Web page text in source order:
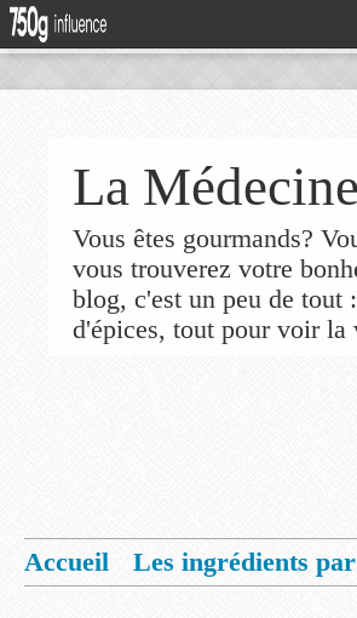
La
Vous êtes gourmands?
vous trouverez votre
blog, c'est un peu de tout
d'épices, tout pour voir
Accueil
Les ingrédients